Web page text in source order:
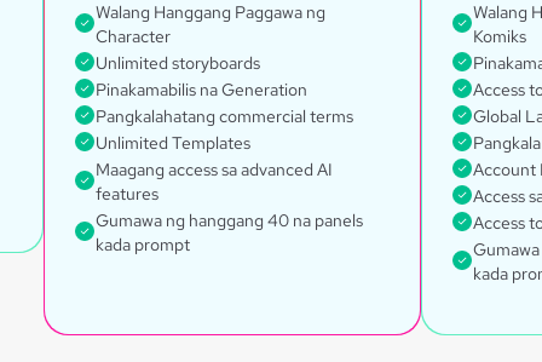
Walang Hanggang Paggawa ng
Character
Unlimited storyboards
Pinakamabilis na Generation
Pangkalahatang commercial terms
Unlimited Templates
Maagang access sa advanced AI
features
Gumawa ng hanggang 40 na panels
kada prompt
Walang
Komiks
Access
Global
Account
Access
Access
kada